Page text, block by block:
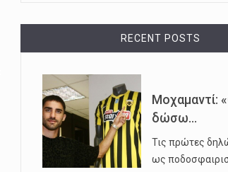
RECENT POSTS
Μοχαμαντί:
δώσω...
Τις πρώτες
ως